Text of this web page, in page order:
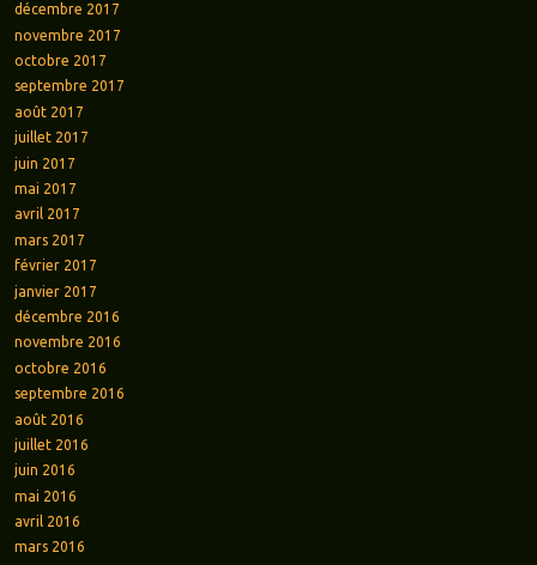
décembre 2017
novembre 2017
octobre 2017
septembre 2017
août 2017
juillet 2017
juin 2017
mai 2017
avril 2017
mars 2017
février 2017
janvier 2017
décembre 2016
novembre 2016
octobre 2016
septembre 2016
août 2016
juillet 2016
juin 2016
mai 2016
avril 2016
mars 2016